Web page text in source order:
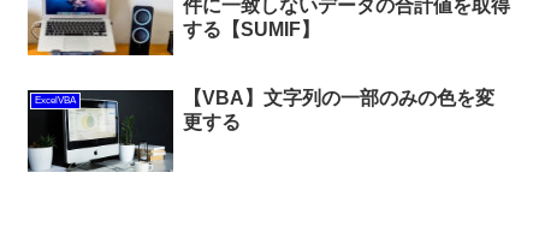
件に一致しないデータの合計値を取得
する【SUMIF】
ExcelVBA
【VBA】文字列の一部のみの色を変
更する